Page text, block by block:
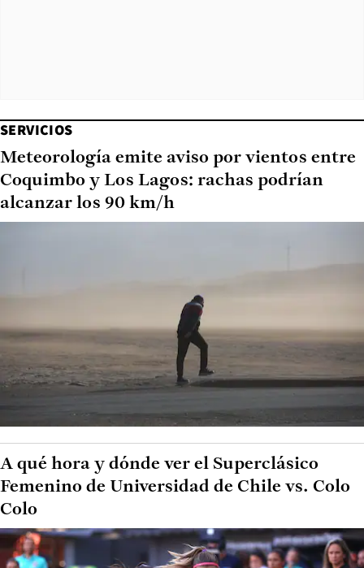
SERVICIOS
Meteorología emite aviso por vientos entre
Coquimbo y Los Lagos: rachas podrían
alcanzar los 90 km/h
A qué hora y dónde ver el Superclásico
Femenino de Universidad de Chile vs. Colo
Colo